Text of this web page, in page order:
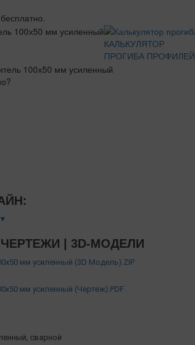
КАЛЬКУЛЯТОР
ПРОГИБА ПРОФИЛЕЙ
| 3D-МОДЕЛИ
мм усиленный (3D Модель).ZIP
мм усиленный (Чертеж).PDF
сварной